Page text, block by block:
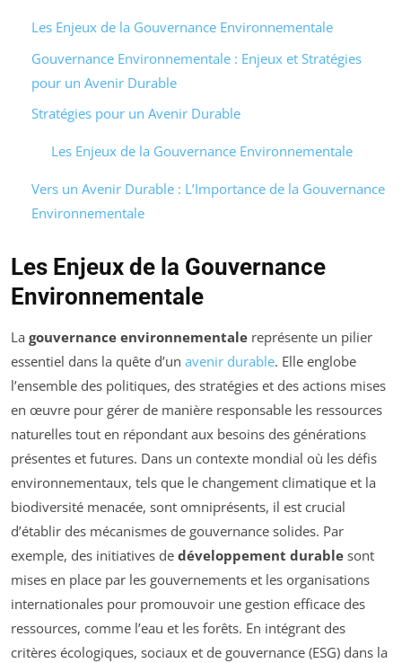
Les Enjeux de la Gouvernance Environnementale
Gouvernance Environnementale : Enjeux et Stratégies
pour un Avenir Durable
Stratégies pour un Avenir Durable
Les Enjeux de la Gouvernance Environnementale
Vers un Avenir Durable : L’Importance de la Gouvernance
Environnementale
Les Enjeux de la Gouvernance
Environnementale
La gouvernance environnementale représente un pilier
essentiel dans la quête d’un avenir durable. Elle englobe
l’ensemble des politiques, des stratégies et des actions mises
en œuvre pour gérer de manière responsable les ressources
naturelles tout en répondant aux besoins des générations
présentes et futures. Dans un contexte mondial où les défis
environnementaux, tels que le changement climatique et la
biodiversité menacée, sont omniprésents, il est crucial
d’établir des mécanismes de gouvernance solides. Par
exemple, des initiatives de développement durable sont
mises en place par les gouvernements et les organisations
internationales pour promouvoir une gestion efficace des
ressources, comme l’eau et les forêts. En intégrant des
critères écologiques, sociaux et de gouvernance (ESG) dans la